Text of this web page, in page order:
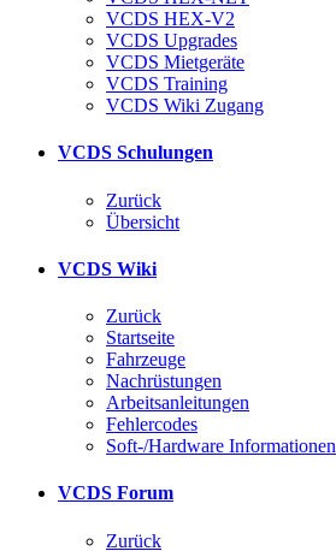
VCDS HEX-V2
VCDS Upgrades
VCDS Mietgeräte
VCDS Training
VCDS Wiki Zugang
VCDS Schulungen
Zurück
Übersicht
VCDS Wiki
Zurück
Startseite
Fahrzeuge
Nachrüstungen
Arbeitsanleitungen
Fehlercodes
Soft-/Hardware Informationen
VCDS Forum
Zurück